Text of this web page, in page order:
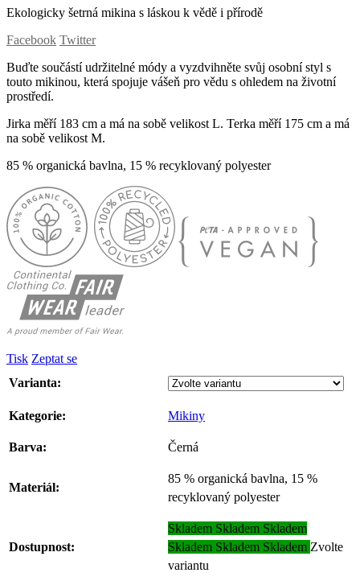
Ekologicky šetrná mikina s láskou k vědě i přírodě
Facebook Twitter
Buďte součástí udržitelné módy a vyzdvihněte svůj osobní styl s
touto mikinou, která spojuje vášeň pro vědu s ohledem na životní
prostředí.
Jirka měří 183 cm a má na sobě velikost L. Terka měří 175 cm a má
na sobě velikost M.
85 % organická bavlna, 15 % recyklovaný polyester
Tisk Zeptat se
Varianta:
Kategorie: Mikiny
Barva: Černá
Materiál:
85 % organická bavlna, 15 %
recyklovaný polyester
Dostupnost:
Skladem Skladem Skladem
Skladem Skladem Skladem Zvolte
variantu